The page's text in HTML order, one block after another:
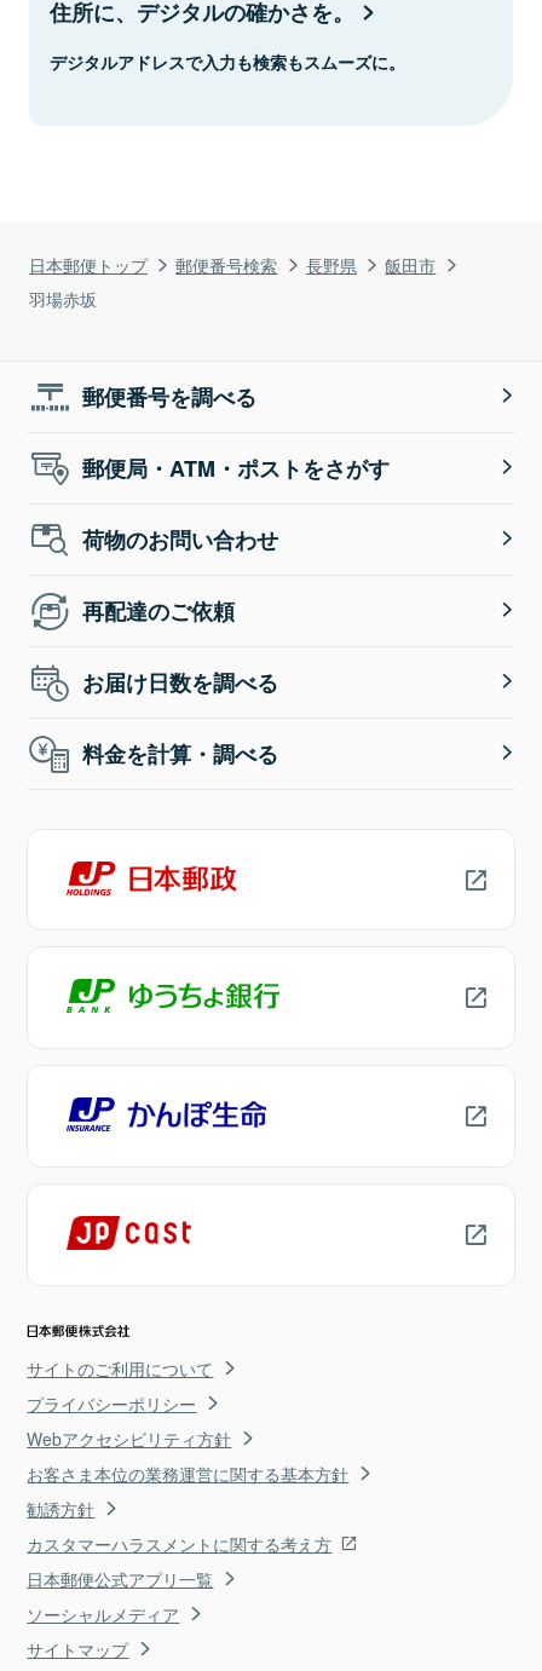
日本郵便トップ 郵便番号検索 長野県
飯田市
羽場赤坂
住所に、デジタルの確かさを。
デジタルアドレスで入力も検索もスムーズに。
郵便番号を調べる
郵便局・ATM・ポストをさがす
荷物のお問い合わせ
再配達のご依頼
お届け日数を調べる
料金を計算・調べる
サイトのご利用について
プライバシーポリシー
Webアクセシビリティ方針
お客さま本位の業務運営に関する基本方針
勧誘方針
カスタマーハラスメントに関する考え方
日本郵便公式アプリ一覧
ソーシャルメディア
サイトマップ